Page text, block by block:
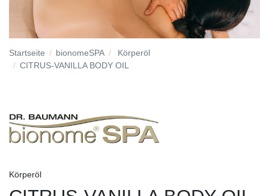
Startseite bionomeSPA
Körperöl
CITRUS-VANILLA BODY OIL
Körperöl